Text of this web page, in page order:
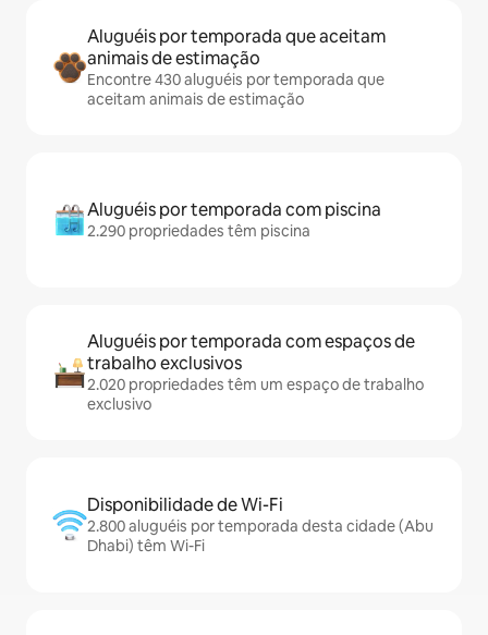
Aluguéis por temporada que aceitam
animais de estimação
Encontre 430 aluguéis por temporada que
aceitam animais de estimação
Aluguéis por temporada com piscina
2.290 propriedades têm piscina
Aluguéis por temporada com espaços de
trabalho exclusivos
2.020 propriedades têm um espaço de trabalho
exclusivo
Disponibilidade de Wi-Fi
2.800 aluguéis por temporada desta cidade (Abu
Dhabi) têm Wi-Fi